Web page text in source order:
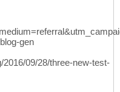
gen
09/28/three-new-test-